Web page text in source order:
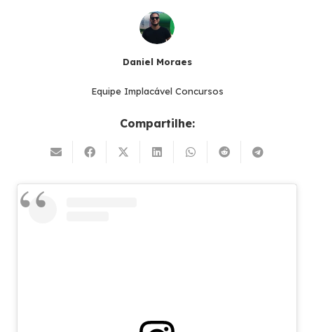
Daniel Moraes
Equipe Implacável Concursos
Compartilhe: